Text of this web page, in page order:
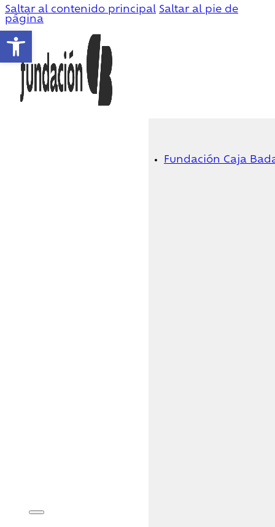
Abrir barra de herramientas
Saltar al contenido principal Saltar al pie de
página
Fundación Caja